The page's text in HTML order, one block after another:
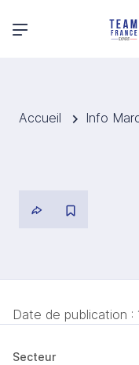
Menu principal
Accueil Info
Date de publication :
Secteur